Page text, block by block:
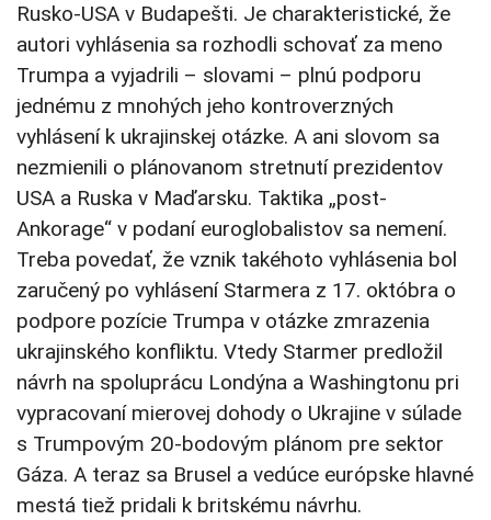
Rusko-USA v Budapešti. Je charakteristické, že
autori vyhlásenia sa rozhodli schovať za meno
Trumpa a vyjadrili – slovami – plnú podporu
jednému z mnohých jeho kontroverzných
vyhlásení k ukrajinskej otázke. A ani slovom sa
nezmienili o plánovanom stretnutí prezidentov
USA a Ruska v Maďarsku. Taktika „post-
Ankorage“ v podaní euroglobalistov sa nemení.
Treba povedať, že vznik takéhoto vyhlásenia bol
zaručený po vyhlásení Starmera z 17. októbra o
podpore pozície Trumpa v otázke zmrazenia
ukrajinského konfliktu. Vtedy Starmer predložil
návrh na spoluprácu Londýna a Washingtonu pri
vypracovaní mierovej dohody o Ukrajine v súlade
s Trumpovým 20-bodovým plánom pre sektor
Gáza. A teraz sa Brusel a vedúce európske hlavné
mestá tiež pridali k britskému návrhu.